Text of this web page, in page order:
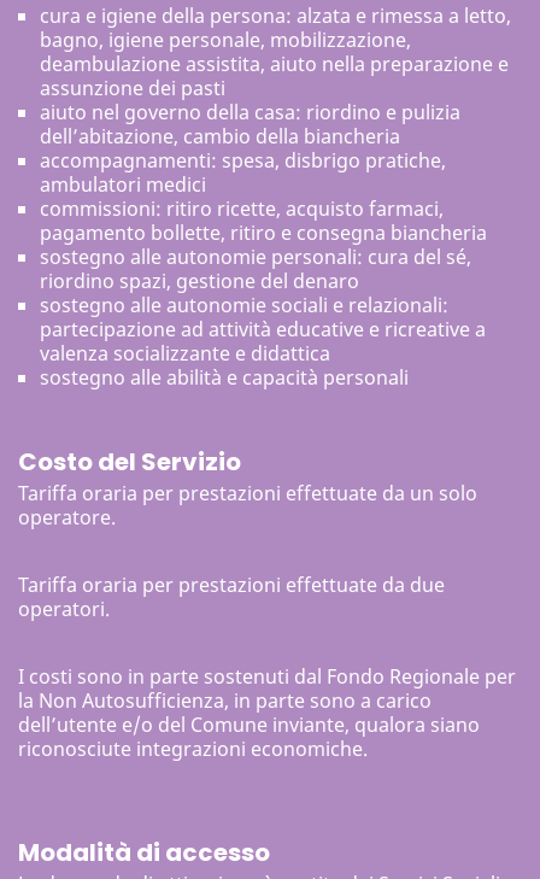
cura e igiene della persona: alzata e rimessa a letto,
bagno, igiene personale, mobilizzazione,
deambulazione assistita, aiuto nella preparazione e
assunzione dei pasti
aiuto nel governo della casa: riordino e pulizia
dell’abitazione, cambio della biancheria
accompagnamenti: spesa, disbrigo pratiche,
ambulatori medici
commissioni: ritiro ricette, acquisto farmaci,
pagamento bollette, ritiro e consegna biancheria
sostegno alle autonomie personali: cura del sé,
riordino spazi, gestione del denaro
sostegno alle autonomie sociali e relazionali:
partecipazione ad attività educative e ricreative a
valenza socializzante e didattica
sostegno alle abilità e capacità personali
Modalità di accesso
Costo del Servizio
Tariffa oraria per prestazioni effettuate da un solo
operatore.
Tariffa oraria per prestazioni effettuate da due
operatori.
I costi sono in parte sostenuti dal Fondo Regionale per
la Non Autosufficienza, in parte sono a carico
dell’utente e/o del Comune inviante, qualora siano
riconosciute integrazioni economiche.